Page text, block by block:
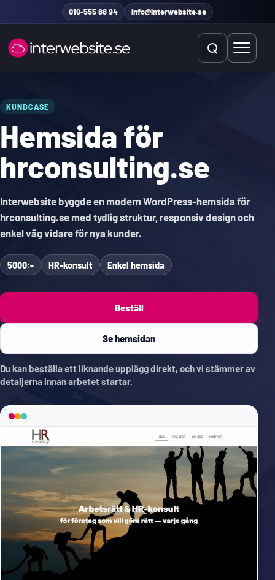
Hoppa till innehåll010-555 88 94 info@interwebsite.se
Öppna sökÖppna
Sök på hela sidan
Sök efter:
KUNDCASE
Hemsida för
hrconsulting.se
Interwebsite byggde en modern WordPress-hemsida för
hrconsulting.se med tydlig struktur, responsiv design och
enkel väg vidare för nya kunder.
5000:- HR-konsult Enkel hemsida
Beställ
Se hemsidan
Du kan beställa ett liknande upplägg direkt, och vi stämmer av
detaljerna innan arbetet startar.